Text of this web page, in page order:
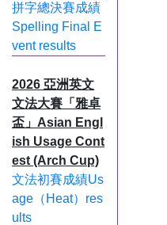
拼字總決賽成績
Spelling Final E
vent results
2026 亞洲英文
文法大賽「雅卓
盃」Asian Engl
ish Usage Cont
est (Arch Cup)
文法初賽成績Us
age（Heat）res
ults